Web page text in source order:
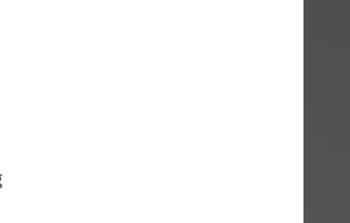
erreicht hat
erhält,
die